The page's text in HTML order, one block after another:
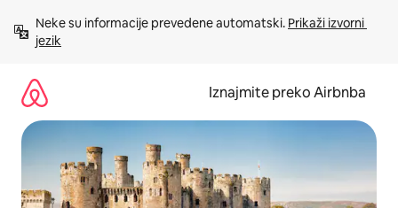
sadržaj
Neke su informacije prevedene automatski. Prikaži izvorni
jezik
Iznajmite preko Airbnba